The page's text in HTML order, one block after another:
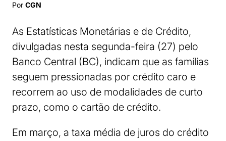
Por CGN
As Estatísticas Monetárias e de Crédito,
divulgadas nesta segunda-feira (27) pelo
Banco Central (BC), indicam que as famílias
seguem pressionadas por crédito caro e
recorrem ao uso de modalidades de curto
prazo, como o cartão de crédito.
Em março, a taxa média de juros do crédito